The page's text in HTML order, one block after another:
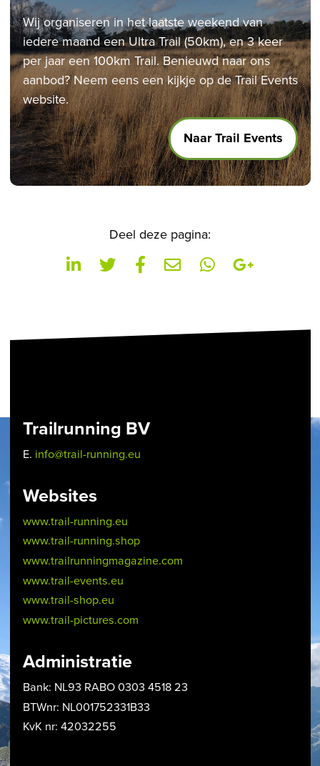
Wij organiseren in het laatste weekend van
iedere maand een Ultra Trail (50km), en 3 keer
per jaar een 100km Trail. Benieuwd naar ons
aanbod? Neem eens een kijkje op de Trail Events
website.
Naar Trail Events
Deel deze pagina:
Trailrunning BV
E. info@trail-running.eu
Websites
www.trail-running.eu
www.trail-running.shop
www.trailrunningmagazine.com
www.trail-events.eu
www.trail-shop.eu
www.trail-pictures.com
Administratie
Bank: NL93 RABO 0303 4518 23
BTWnr: NL001752331B33
KvK nr: 42032255